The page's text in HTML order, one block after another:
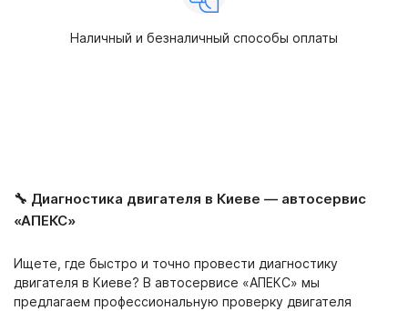
Наличный и безналичный способы оплаты
🔧 Диагностика двигателя в Киеве — автосервис
«АПЕКС»
Ищете, где быстро и точно провести диагностику
двигателя в Киеве? В автосервисе «АПЕКС» мы
предлагаем профессиональную проверку двигателя